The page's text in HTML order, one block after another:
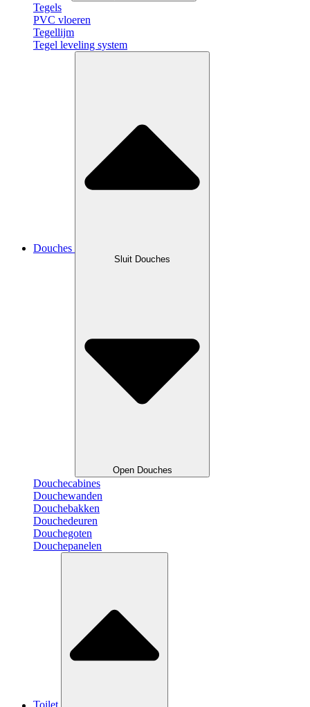
Tegels
PVC vloeren
Tegellijm
Tegel leveling system
Douches
Sluit Douches
Open Douches
Douchecabines
Douchewanden
Douchebakken
Douchedeuren
Douchegoten
Douchepanelen